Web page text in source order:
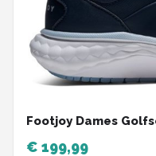
Footjoy Dames
€ 199,99